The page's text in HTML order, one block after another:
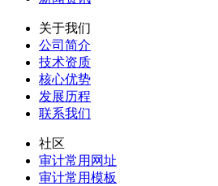
关于我们
公司简介
技术资质
核心优势
发展历程
联系我们
社区
审计常用网址
审计常用模板